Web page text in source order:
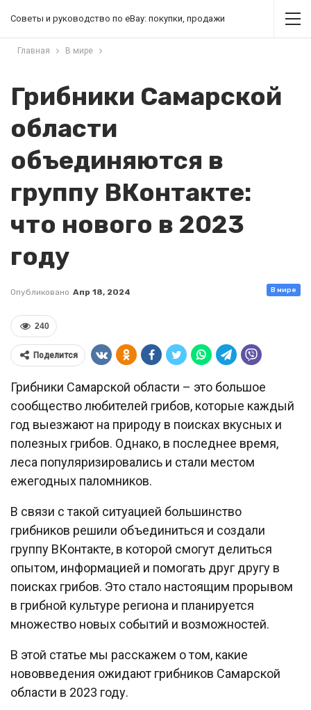
Советы и руководство по eBay: покупки, продажи
Главная В мире
Грибники Самарской
области
объединяются в
группу ВКонтакте:
что нового в 2023
году
В мире
Опубликовано Апр 18, 2024
240
Поделится
Грибники Самарской области – это большое
сообщество любителей грибов, которые каждый
год выезжают на природу в поисках вкусных и
полезных грибов. Однако, в последнее время,
леса популяризировались и стали местом
ежегодных паломников.
В связи с такой ситуацией большинство
грибников решили объединиться и создали
группу ВКонтакте, в которой смогут делиться
опытом, информацией и помогать друг другу в
поисках грибов. Это стало настоящим прорывом
в грибной культуре региона и планируется
множество новых событий и возможностей.
В этой статье мы расскажем о том, какие
нововведения ожидают грибников Самарской
области в 2023 году.